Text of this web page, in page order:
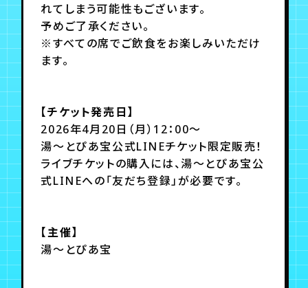
れてしまう可能性もございます。
予めご了承ください。
※すべての席でご飲食をお楽しみいただけ
ます。
【チケット発売日】
2026年4月20日（月）12：00～
湯～とぴあ宝公式LINEチケット限定販売！
ライブチケットの購入には、湯～とぴあ宝公
式LINEへの「友だち登録」が必要です。
【主催】
湯～とぴあ宝